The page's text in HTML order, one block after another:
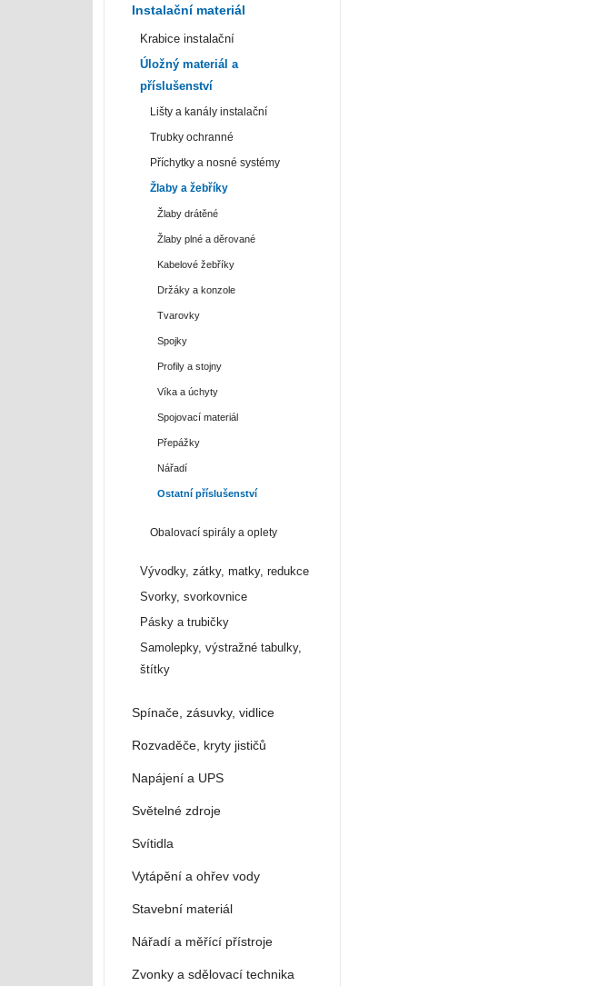
Instalační materiál
Krabice instalační
Úložný materiál a
příslušenství
Lišty a kanály instalační
Trubky ochranné
Příchytky a nosné systémy
Žlaby a žebříky
Žlaby drátěné
Žlaby plné a děrované
Kabelové žebříky
Držáky a konzole
Tvarovky
Spojky
Profily a stojny
Víka a úchyty
Spojovací materiál
Přepážky
Nářadí
Ostatní příslušenství
Obalovací spirály a oplety
Vývodky, zátky, matky, redukce
Svorky, svorkovnice
Pásky a trubičky
Samolepky, výstražné tabulky,
štítky
Spínače, zásuvky, vidlice
Rozvaděče, kryty jističů
Napájení a UPS
Světelné zdroje
Svítidla
Vytápění a ohřev vody
Stavební materiál
Nářadí a měřící přístroje
Zvonky a sdělovací technika